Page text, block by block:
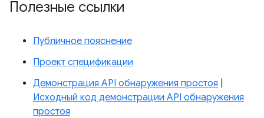
Полезные ссылки
Публичное пояснение
Проект спецификации
Демонстрация API обнаружения простоя
Исходный код демонстрации API обнаружения
простоя